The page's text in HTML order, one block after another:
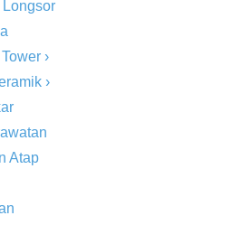
›
›
Atap